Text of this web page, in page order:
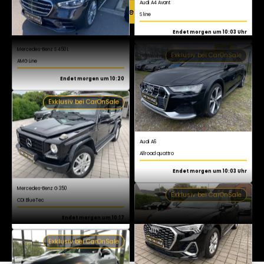
Jetzt kostenlos registrieren
Endet morgen um 10:20
Mercedes-Benz G 350
CDI BlueTec
Endet morgen um 10:17
Exklusiv bei CarOnSale
Exklusiv bei CarOnSale
Allroad quattro
Endet morgen um 10:03 Uhr
Audi Q3
S line
Exklusiv bei CarOnSale
Exklusiv bei CarOnSale